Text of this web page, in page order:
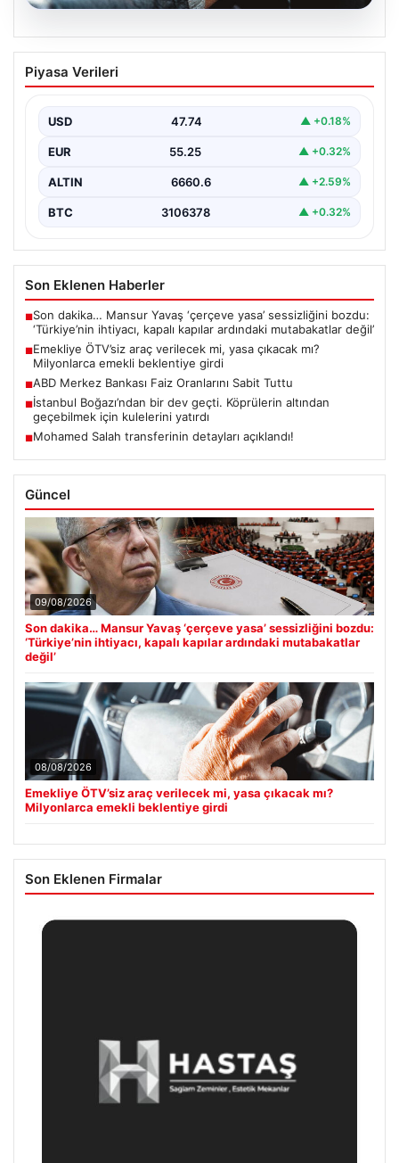
Emekliye ÖTV’siz araç verilecek mi,
yasa çıkacak mı? Milyonlarca emekli
Piyasa Verileri
USD 47.74 ▲ +0.18%
EUR 55.25 ▲ +0.32%
ALTIN 6660.6 ▲ +2.59%
BTC 3106378 ▲ +0.32%
Son Eklenen Haberler
■Son dakika… Mansur Yavaş ‘çerçeve yasa’ sessizliğini bozdu:
‘Türkiye’nin ihtiyacı, kapalı kapılar ardındaki mutabakatlar değil’
■Emekliye ÖTV’siz araç verilecek mi, yasa çıkacak mı?
Milyonlarca emekli beklentiye girdi
■ABD Merkez Bankası Faiz Oranlarını Sabit Tuttu
■İstanbul Boğazı’ndan bir dev geçti. Köprülerin altından
geçebilmek için kulelerini yatırdı
■Mohamed Salah transferinin detayları açıklandı!
Güncel
09/08/2026
Son dakika… Mansur Yavaş ‘çerçeve yasa’ sessizliğini bozdu:
‘Türkiye’nin ihtiyacı, kapalı kapılar ardındaki mutabakatlar
değil’
08/08/2026
Emekliye ÖTV’siz araç verilecek mi, yasa çıkacak mı?
Milyonlarca emekli beklentiye girdi
Son Eklenen Firmalar